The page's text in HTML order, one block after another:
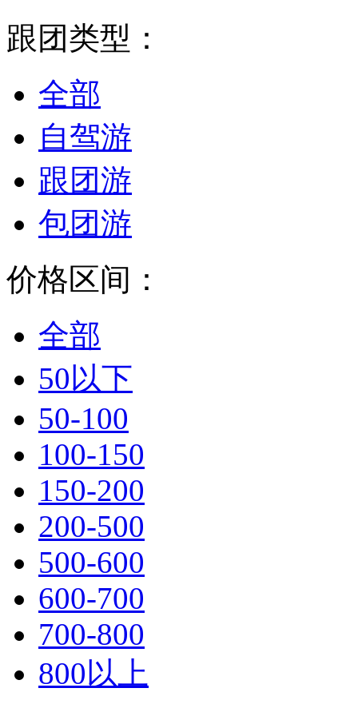
跟团类型：
全部
自驾游
跟团游
包团游
价格区间：
全部
50以下
50-100
100-150
150-200
200-500
500-600
600-700
700-800
800以上